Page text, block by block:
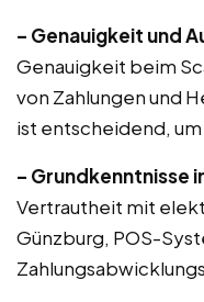
– Genauigkeit und
Genauigkeit beim
von Zahlungen und
ist entscheidend,
– Grundkenntnisse
Vertrautheit mit
Günzburg, POS-